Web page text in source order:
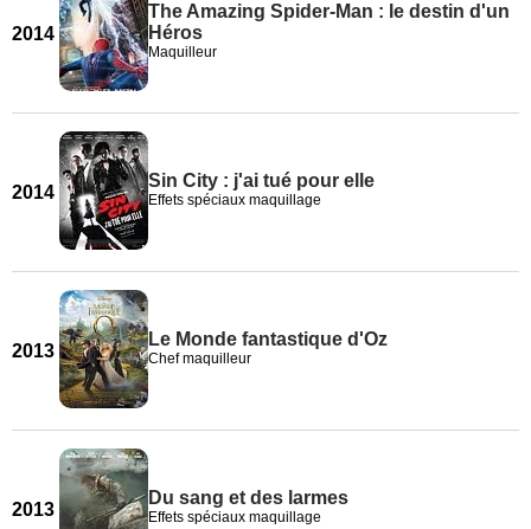
2014
The Amazing Spider-Man : le destin d'un
Héros
Maquilleur
2014
Sin City : j'ai tué pour elle
Effets spéciaux maquillage
2013
Le Monde fantastique d'Oz
Chef maquilleur
2013
Du sang et des larmes
Effets spéciaux maquillage